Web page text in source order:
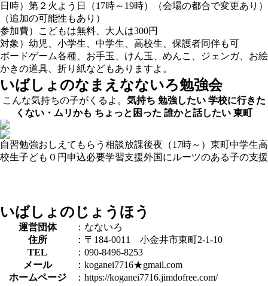
日時）第２火よう日（17時～19時）（会場の都合で変更あり）
（追加の可能性もあり）
参加費）こどもは無料、大人は300円
対象）幼児、小学生、中学生、高校生、保護者同伴も可
ボードゲーム各種、お手玉、けん玉、めんこ、ジェンガ、お絵
かきの道具、折り紙などもありますよ。
いばしょのなまえ なないろ勉強会
こんな気持ちの子がくるよ。 気持ち 勉強したい 学校に行きた
くない・ムリかも ちょっと困った 誰かと話したい 東町
自習勉強おしえてもらう 相談放課後夜（17時～） 東町中学生高
校生子ども０円 申込必要学習支援外国にルーツのある子の支援
いばしょのじょうほう
運営団体
：なないろ
住所
：〒184-0011 小金井市東町2-1-10
TEL
：090-8496-8253
メール
：koganei7716★gmail.com
ホームページ
：https://koganei7716.jimdofree.com/